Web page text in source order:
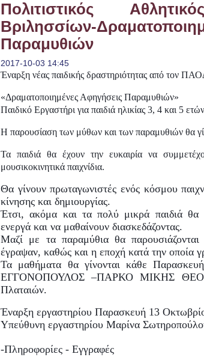
Πολιτιστικός
Βριλησσίων-
Παραμυθιών
2017-10-03 14:45
Έναρξη νέας παιδικής δραστηριότητας από τον
«Δραματοποιημένες Αφηγήσεις Παραμυθιών»
Παιδικό Εργαστήρι για παιδιά ηλικίας 3, 4 και 5 ετών
Η παρουσίαση των μύθων και των παραμυθιών θα
Τα παιδιά θα έχουν την ευκαιρία να
μουσικοκινητικά παιχνίδια.
Θα γίνουν πρωταγωνιστές ενός κόσμου
κίνησης και δημιουργίας.
Έτσι, ακόμα και τα πολύ μικρά παιδιά
ενεργά και να μαθαίνουν διασκεδάζοντας.
Μαζί με τα παραμύθια θα
έγραψαν, καθώς και η εποχή κατά την οποία
Τα μαθήματα θα γίνονται κάθε
ΕΓΓΟΝΟΠΟΥΛΟΣ –ΠΑΡΚΟ ΜΙΚΗΣ
Πλαταιών.
Έναρξη εργαστηρίου Παρασκευή 13
Υπεύθυνη εργαστηρίου Μαρίνα
-Πληροφορίες - Εγγραφές